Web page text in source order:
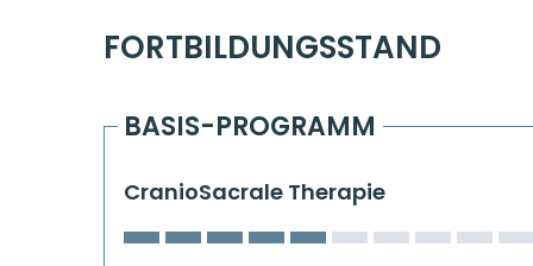
FORTBILDUNGSSTAND
BASIS-PROGRAMM
CranioSacrale Therapie